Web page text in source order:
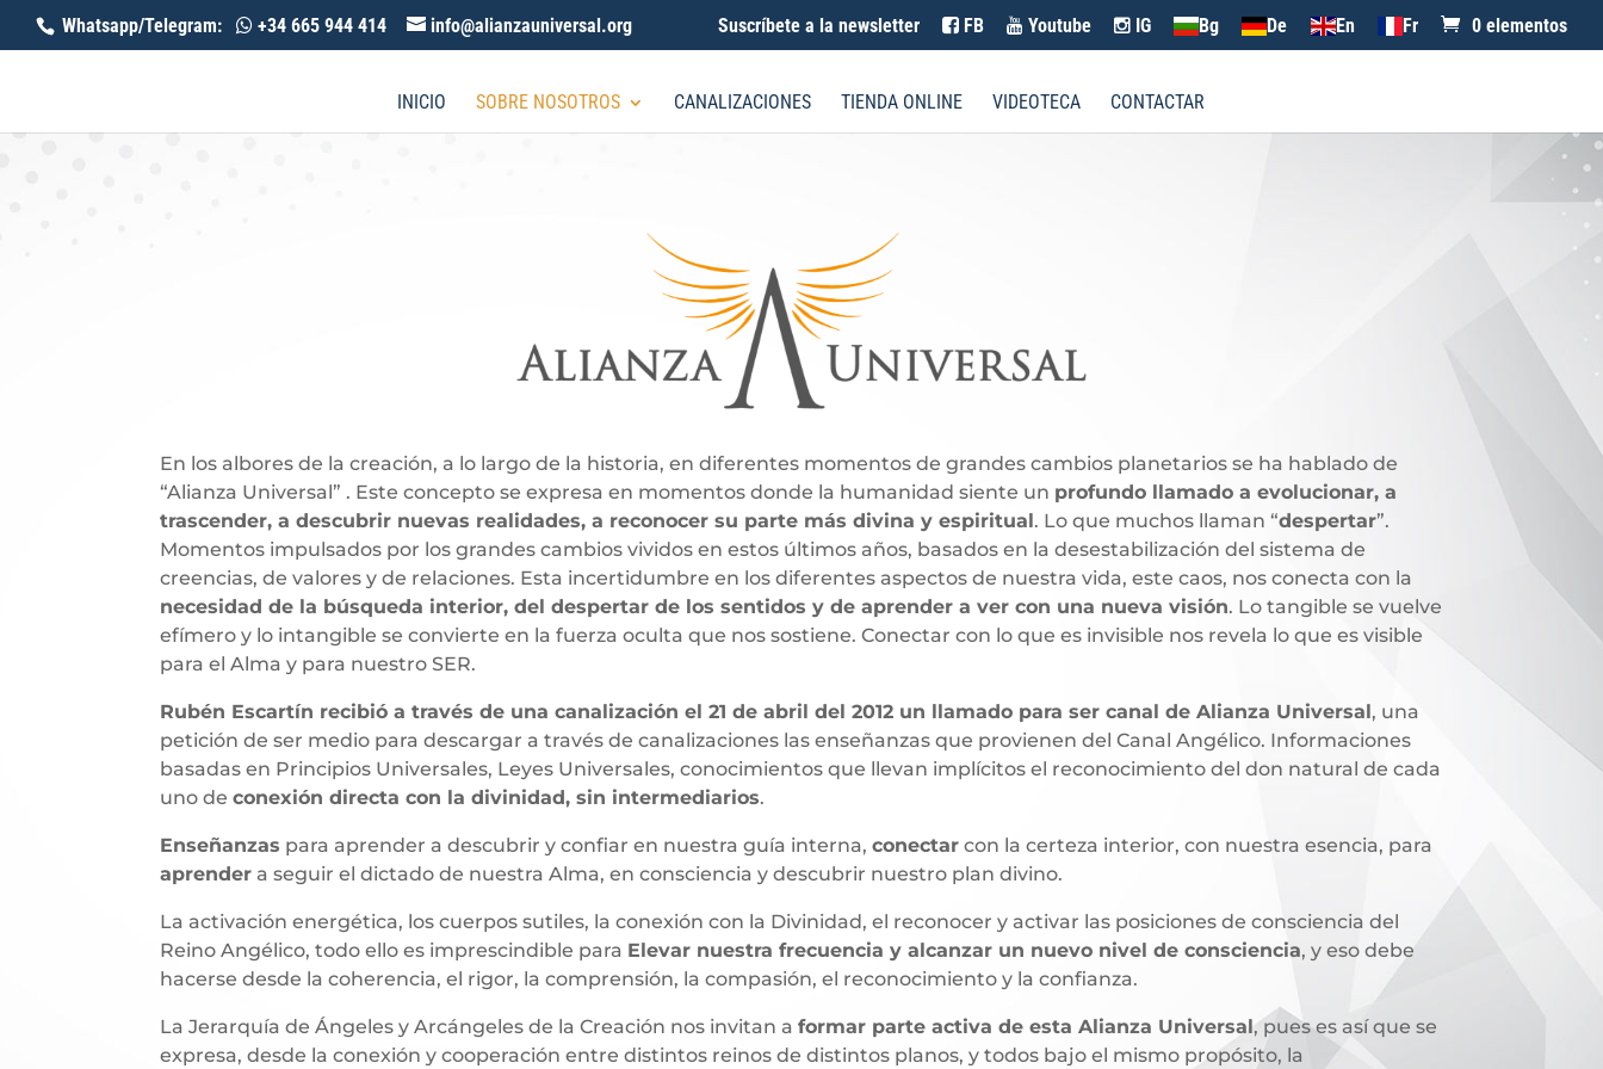
Whatsapp/Telegram: +34 665 944 414 info@alianzauniversal.org Suscríbete a la newsletter FB Youtube IG Bg De En Fr 0 elementos
INICIO SOBRE NOSOTROS CANALIZACIONES TIENDA ONLINE VIDEOTECA CONTACTAR
En los albores de la creación, a lo largo de la historia, en diferentes momentos de grandes cambios planetarios se ha hablado de
“Alianza Universal” . Este concepto se expresa en momentos donde la humanidad siente un profundo llamado a evolucionar, a
trascender, a descubrir nuevas realidades, a reconocer su parte más divina y espiritual. Lo que muchos llaman “despertar”.
Momentos impulsados por los grandes cambios vividos en estos últimos años, basados en la desestabilización del sistema de
creencias, de valores y de relaciones. Esta incertidumbre en los diferentes aspectos de nuestra vida, este caos, nos conecta con la
necesidad de la búsqueda interior, del despertar de los sentidos y de aprender a ver con una nueva visión. Lo tangible se vuelve
efímero y lo intangible se convierte en la fuerza oculta que nos sostiene. Conectar con lo que es invisible nos revela lo que es visible
para el Alma y para nuestro SER.
Rubén Escartín recibió a través de una canalización el 21 de abril del 2012 un llamado para ser canal de Alianza Universal, una
petición de ser medio para descargar a través de canalizaciones las enseñanzas que provienen del Canal Angélico. Informaciones
basadas en Principios Universales, Leyes Universales, conocimientos que llevan implícitos el reconocimiento del don natural de cada
uno deconexión directa con la divinidad, sin intermediarios.
Enseñanzas para aprender a descubrir y confiar en nuestra guía interna,conectar con la certeza interior, con nuestra esencia, para
aprender a seguir el dictado de nuestra Alma, en consciencia y descubrir nuestro plan divino.
La activación energética, los cuerpos sutiles, la conexión con la Divinidad, el reconocer y activar las posiciones de consciencia del
Reino Angélico, todo ello es imprescindible para Elevar nuestra frecuencia y alcanzar un nuevo nivel de consciencia, y eso debe
hacerse desde la coherencia, el rigor, la comprensión, la compasión, el reconocimiento y la confianza.
La Jerarquía de Ángeles y Arcángeles de la Creación nos invitan aformar parte activa de esta Alianza Universal, pues es así que se
expresa, desde la conexión y cooperación entre distintos reinos de distintos planos, y todos bajo el mismo propósito, la